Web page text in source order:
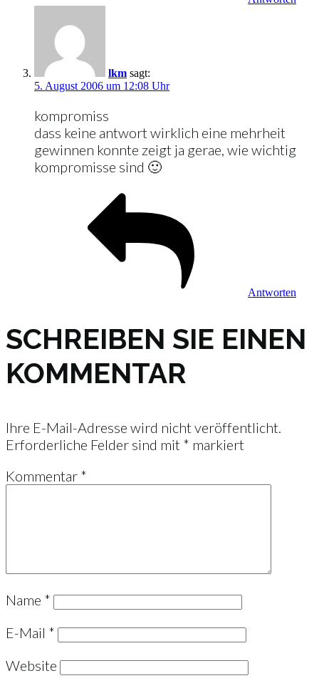
lkm sagt:
5. August 2006 um 12:08 Uhr
kompromiss
dass keine antwort wirklich eine mehrheit
gewinnen konnte zeigt ja gerae, wie wichtig
kompromisse sind 🙂
Antworten
SCHREIBEN SIE EINEN
KOMMENTAR
Ihre E-Mail-Adresse wird nicht veröffentlicht.
Erforderliche Felder sind mit * markiert
Kommentar *
Name *
E-Mail *
Website